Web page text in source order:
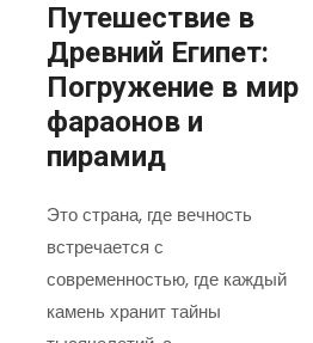
Путешествие в
Древний Египет:
Погружение в мир
фараонов и
пирамид
Это страна, где вечность
встречается с
современностью, где каждый
камень хранит тайны